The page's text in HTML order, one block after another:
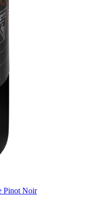
Pinot Noir